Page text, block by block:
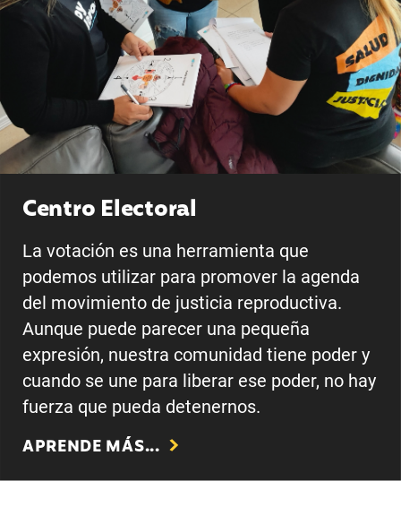
Centro Electoral
La votación es una herramienta que
podemos utilizar para promover la agenda
del movimiento de justicia reproductiva.
Aunque puede parecer una pequeña
expresión, nuestra comunidad tiene poder y
cuando se une para liberar ese poder, no hay
fuerza que pueda detenernos.
APRENDE MÁS...